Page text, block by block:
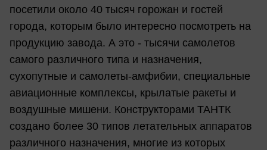
посетили около 40 тысяч горожан и гостей
города, которым было интересно посмотреть на
продукцию завода. А это - тысячи самолетов
самого различного типа и назначения,
сухопутные и самолеты-амфибии, специальные
авиационные комплексы, крылатые ракеты и
воздушные мишени. Конструкторами ТАНТК
создано более 30 типов летательных аппаратов
различного назначения, многие из которых